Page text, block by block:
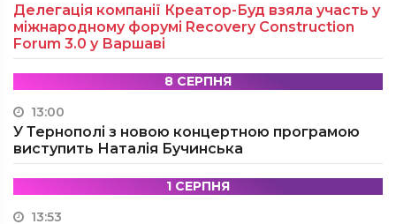
Делегація компанії Креатор-Буд взяла участь у
міжнародному форумі Recovery Construction
Forum 3.0 у Варшаві
8 СЕРПНЯ
13:00
У Тернополі з новою концертною програмою
виступить Наталія Бучинська
1 СЕРПНЯ
13:53